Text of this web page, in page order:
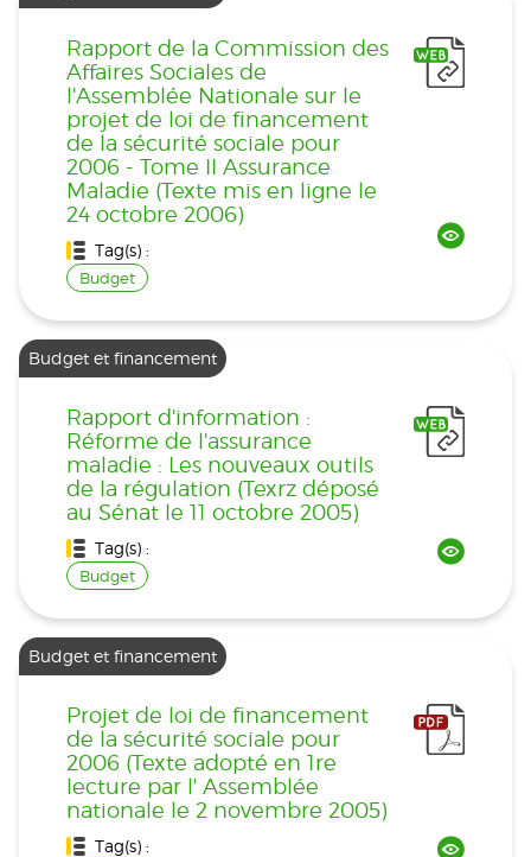
Rapport de la Commission des
Affaires Sociales de
l'Assemblée Nationale sur le
projet de loi de financement
de la sécurité sociale pour
2006 - Tome II Assurance
Maladie (Texte mis en ligne le
24 octobre 2006)
Tag(s) :
Budget
Budget et financement
Rapport d'information :
Réforme de l'assurance
maladie : Les nouveaux outils
de la régulation (Texrz déposé
au Sénat le 11 octobre 2005)
Tag(s) :
Budget
Budget et financement
Projet de loi de financement
de la sécurité sociale pour
2006 (Texte adopté en 1re
lecture par l' Assemblée
nationale le 2 novembre 2005)
Tag(s) :